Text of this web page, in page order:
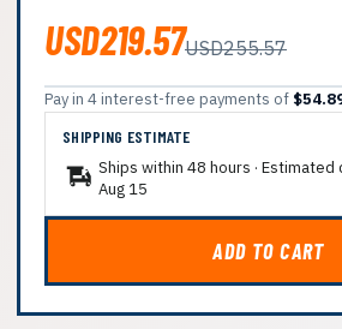
USD219.57USD255.57
Pay in 4 interest-free payments of
SHIPPING ESTIMATE
Ships within 48 hours · Estimated
Aug 15
ADD TO CART